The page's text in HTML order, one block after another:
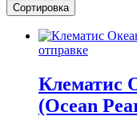
Сортировка
отправке
Клематис
(Ocean